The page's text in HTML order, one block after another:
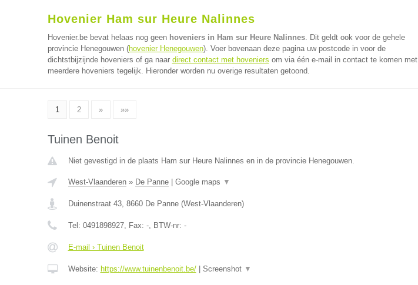
Hovenier Ham sur Heure Nalinnes
Hovenier.be bevat helaas nog geen hoveniers in Ham sur Heure Nalinnes. Dit geldt ook voor de gehele
provincie Henegouwen (hovenier Henegouwen). Voer bovenaan deze pagina uw postcode in voor de
dichtstbijzijnde hoveniers of ga naar direct contact met hoveniers om via één e-mail in contact te komen met
meerdere hoveniers tegelijk. Hieronder worden nu overige resultaten getoond.
1 2 » »»
Tuinen Benoit
Niet gevestigd in de plaats Ham sur Heure Nalinnes en in de provincie Henegouwen.
West-Vlaanderen» De Panne| Google maps ▼
Duinenstraat 43, 8660 De Panne(West-Vlaanderen)
Tel: 0491898927, Fax: -, BTW-nr: -
E-mail › Tuinen Benoit
Website: https://www.tuinenbenoit.be/| Screenshot ▼